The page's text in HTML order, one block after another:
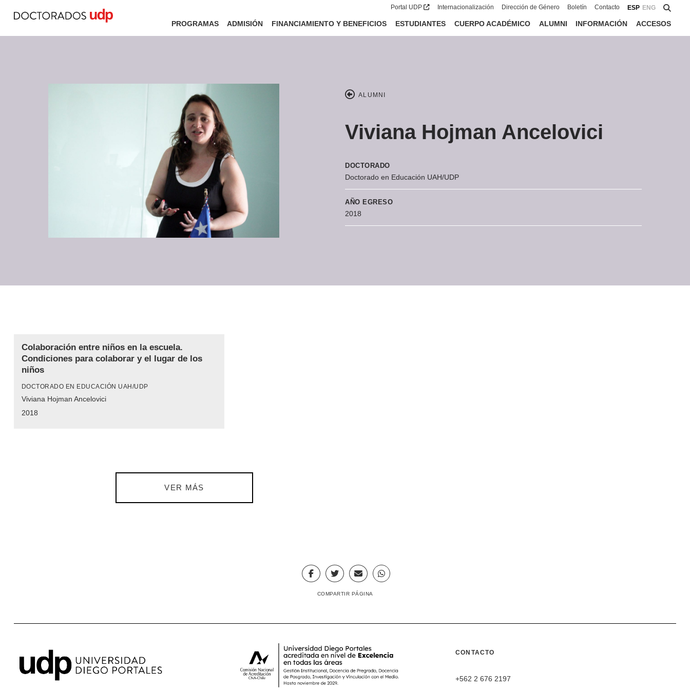
Portal UDP Internacionalización Dirección de Género Boletín Contacto ESP ENG
PROGRAMAS ADMISIÓN FINANCIAMIENTO Y BENEFICIOS ESTUDIANTES CUERPO ACADÉMICO ALUMNI INFORMACIÓN ACCESOS
ALUMNI
Viviana Hojman Ancelovici
DOCTORADO
Doctorado en Educación UAH/UDP
AÑO EGRESO
2018
Colaboración entre niños en la escuela.
Condiciones para colaborar y el lugar de los
niños
DOCTORADO EN EDUCACIÓN UAH/UDP
Viviana Hojman Ancelovici
2018
VER MÁS
COMPARTIR PÁGINA
CONTACTO
+562 2 676 2197